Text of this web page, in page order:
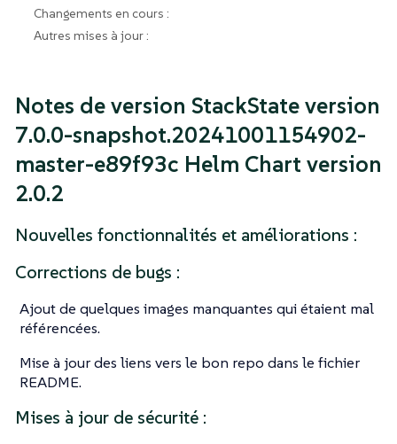
Changements en cours :
Autres mises à jour :
Notes de version StackState version
7.0.0-snapshot.20241001154902-
master-e89f93c Helm Chart version
2.0.2
Nouvelles fonctionnalités et améliorations :
Corrections de bugs :
Ajout de quelques images manquantes qui étaient mal
référencées.
Mise à jour des liens vers le bon repo dans le fichier
README.
Mises à jour de sécurité :